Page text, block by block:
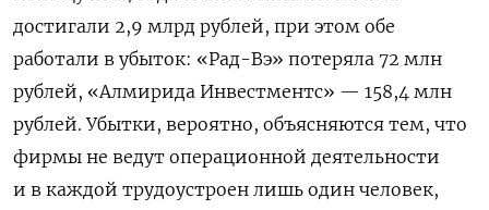
достигали 2,9 млрд рублей, при этом обе
работали в убыток: «Рад-Вэ» потеряла 72 млн
рублей, «Алмирида Инвестментс» — 158,4 млн
рублей. Убытки, вероятно, объясняются тем, что
фирмы не ведут операционной деятельности
и в каждой трудоустроен лишь один человек,